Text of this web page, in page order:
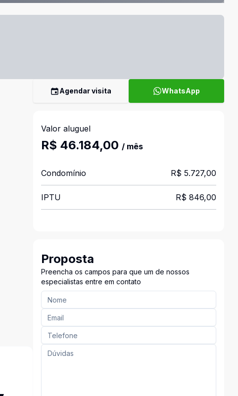
Agendar visita WhatsApp
Valor aluguel
R$ 46.184,00 / mês
Condomínio R$ 5.727,00
IPTU R$ 846,00
Proposta
Preencha os campos para que um de nossos
especialistas entre em contato